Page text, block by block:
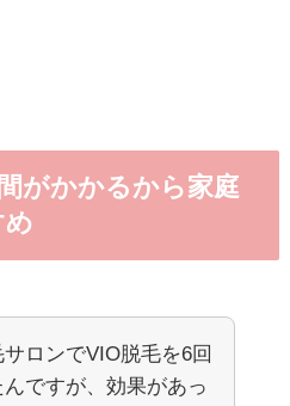
がかかるから家庭
ロンでVIO脱毛を6回
ですが、効果があっ